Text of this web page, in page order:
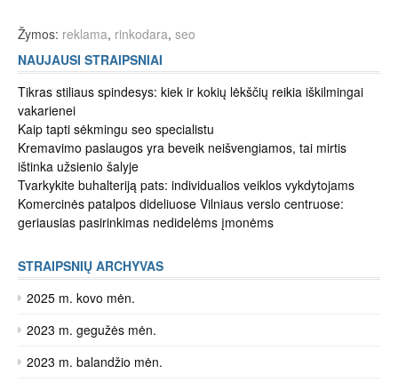
Žymos: reklama, rinkodara, seo
NAUJAUSI STRAIPSNIAI
Tikras stiliaus spindesys: kiek ir kokių lėkščių reikia iškilmingai
vakarienei
Kaip tapti sėkmingu seo specialistu
Kremavimo paslaugos yra beveik neišvengiamos, tai mirtis
ištinka užsienio šalyje
Tvarkykite buhalteriją pats: individualios veiklos vykdytojams
Komercinės patalpos dideliuose Vilniaus verslo centruose:
geriausias pasirinkimas nedidelėms įmonėms
STRAIPSNIŲ ARCHYVAS
2025 m. kovo mėn.
2023 m. gegužės mėn.
2023 m. balandžio mėn.